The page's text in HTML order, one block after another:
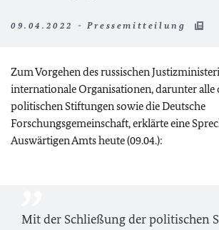
09.04.2022 - Pressemitteilung
Zum Vorgehen des russischen
internationale Organisationen, darunter alle
politischen Stiftungen sowie die Deutsche
Forschungsgemeinschaft, erklärte eine
Auswärtigen Amts heute (09.04.):
Mit der Schließung der politischen